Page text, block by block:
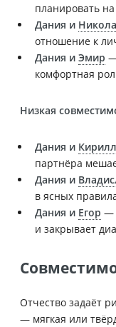
планировать
Дания и
отношение к
Дания и Эмир
комфортная
Низкая
Дания и Кирилл
партнёра
Дания и
в ясных
Дания и Егор —
и закрывает
Отчество задаёт
— мягкая или